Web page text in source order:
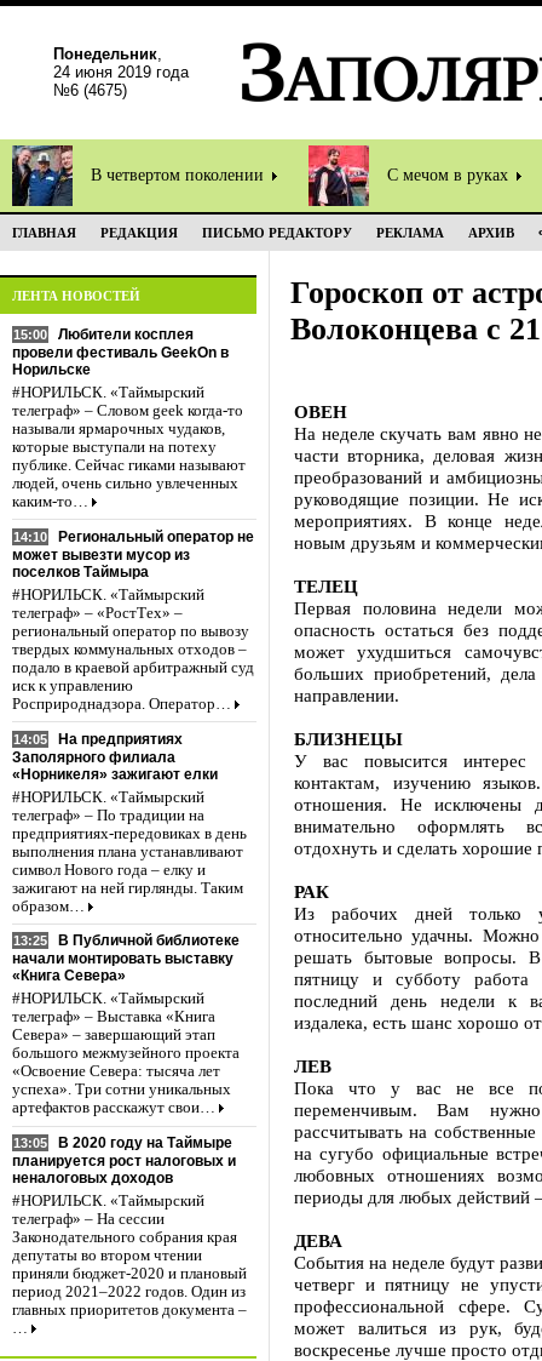
Понедельник,
24 июня 2019 года
№6 (4675)
В четвертом поколении С мечом в руках
ГЛАВНАЯ РЕДАКЦИЯ ПИСЬМО РЕДАКТОРУ РЕКЛАМА АРХИВ
ЛЕНТА НОВОСТЕЙ
15:00
Любители косплея
провели фестиваль GeekOn в
Норильске
#НОРИЛЬСК. «Таймырский
телеграф» – Словом geek когда-то
называли ярмарочных чудаков,
которые выступали на потеху
публике. Сейчас гиками называют
людей, очень сильно увлеченных
каким-то…
14:10
Региональный оператор не
может вывезти мусор из
поселков Таймыра
#НОРИЛЬСК. «Таймырский
телеграф» – «РостТех» –
региональный оператор по вывозу
твердых коммунальных отходов –
подало в краевой арбитражный суд
иск к управлению
Росприроднадзора. Оператор…
14:05
На предприятиях
Заполярного филиала
«Норникеля» зажигают елки
#НОРИЛЬСК. «Таймырский
телеграф» – По традиции на
предприятиях-передовиках в день
выполнения плана устанавливают
символ Нового года – елку и
зажигают на ней гирлянды. Таким
образом…
13:25
В Публичной библиотеке
начали монтировать выставку
«Книга Севера»
#НОРИЛЬСК. «Таймырский
телеграф» – Выставка «Книга
Севера» – завершающий этап
большого межмузейного проекта
«Освоение Севера: тысяча лет
успеха». Три сотни уникальных
артефактов расскажут свои…
13:05
В 2020 году на Таймыре
планируется рост налоговых и
неналоговых доходов
#НОРИЛЬСК. «Таймырский
телеграф» – На сессии
Законодательного собрания края
депутаты во втором чтении
приняли бюджет-2020 и плановый
период 2021–2022 годов. Один из
главных приоритетов документа –
…
Гороскоп от
Волоконцева с
ОВЕН
На неделе скучать вам явно
части вторника, деловая
преобразований и
руководящие позиции. Не
мероприятиях. В конце
новым друзьям и
ТЕЛЕЦ
Первая половина недели
опасность остаться без
может ухудшиться
больших приобретений,
направлении.
БЛИЗНЕЦЫ
У вас повысится интерес
контактам, изучению
отношения. Не исключены
внимательно оформлять
отдохнуть и сделать хорошие
РАК
Из рабочих дней только
относительно удачны. Можно
решать бытовые вопросы.
пятницу и субботу
последний день недели к
издалека, есть шанс хорошо
ЛЕВ
Пока что у вас не все
переменчивым. Вам
рассчитывать на
на сугубо официальные
любовных отношениях
периоды для любых действий
ДЕВА
События на неделе будут
четверг и пятницу не
профессиональной сфере.
может валиться из рук,
воскресенье лучше просто